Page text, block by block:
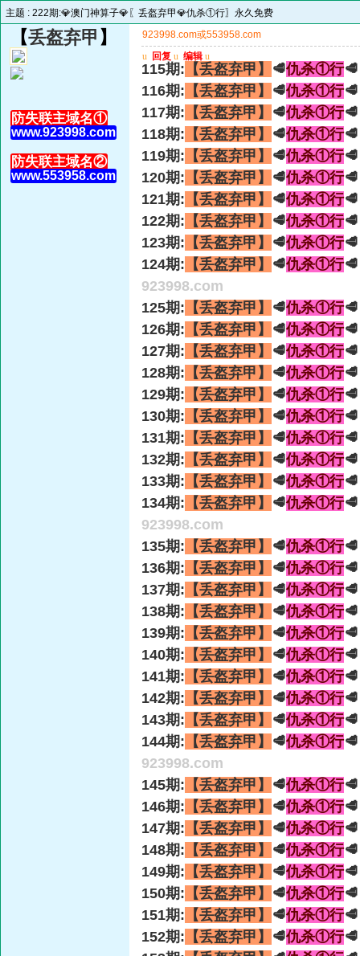
主题 : 222期:💎澳门神算子💎〖丢盔弃甲💎仇杀①行〗永久免费
【丢盔弃甲 】
防失联主域名①
www.923998.com
防失联主域名②
www.553958.com
923998.com或553958.com
u 回复 u 编辑 u
115期: 【丢盔弃甲】 🥩仇杀①行
116期: 【丢盔弃甲】 🥩仇杀①行
117期: 【丢盔弃甲】 🥩仇杀①行
118期: 【丢盔弃甲】 🥩仇杀①行
119期: 【丢盔弃甲】 🥩仇杀①行
120期: 【丢盔弃甲】 🥩仇杀①行
121期: 【丢盔弃甲】 🥩仇杀①行
122期: 【丢盔弃甲】 🥩仇杀①行
123期: 【丢盔弃甲】 🥩仇杀①行
124期: 【丢盔弃甲】 🥩仇杀①行
923998.com
125期: 【丢盔弃甲】 🥩仇杀①行
126期: 【丢盔弃甲】 🥩仇杀①行
127期: 【丢盔弃甲】 🥩仇杀①行
128期: 【丢盔弃甲】 🥩仇杀①行
129期: 【丢盔弃甲】 🥩仇杀①行
130期: 【丢盔弃甲】 🥩仇杀①行
131期: 【丢盔弃甲】 🥩仇杀①行
132期: 【丢盔弃甲】 🥩仇杀①行
133期: 【丢盔弃甲】 🥩仇杀①行
134期: 【丢盔弃甲】 🥩仇杀①行
923998.com
135期: 【丢盔弃甲】 🥩仇杀①行
136期: 【丢盔弃甲】 🥩仇杀①行
137期: 【丢盔弃甲】 🥩仇杀①行
138期: 【丢盔弃甲】 🥩仇杀①行
139期: 【丢盔弃甲】 🥩仇杀①行
140期: 【丢盔弃甲】 🥩仇杀①行
141期: 【丢盔弃甲】 🥩仇杀①行
142期: 【丢盔弃甲】 🥩仇杀①行
143期: 【丢盔弃甲】 🥩仇杀①行
144期: 【丢盔弃甲】 🥩仇杀①行
923998.com
145期: 【丢盔弃甲】 🥩仇杀①行
146期: 【丢盔弃甲】 🥩仇杀①行
147期: 【丢盔弃甲】 🥩仇杀①行
148期: 【丢盔弃甲】 🥩仇杀①行
149期: 【丢盔弃甲】 🥩仇杀①行
150期: 【丢盔弃甲】 🥩仇杀①行
151期: 【丢盔弃甲】 🥩仇杀①行
152期: 【丢盔弃甲】 🥩仇杀①行